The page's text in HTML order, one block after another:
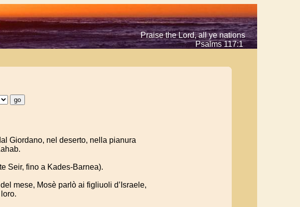
Praise the Lord, all ye nations
Psalms 117:1
Giordano, nel deserto, nella pianura
Seir, fino a Kades-Barnea).
mese, Mosè parlò ai figliuoli d’Israele,